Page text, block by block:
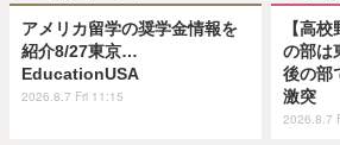
アメリカ留学の奨学金情報を
紹介8/27東京…
EducationUSA
2026.8.7 Fri 11:15
【高
の部は
後の部
激突
2026.8.7